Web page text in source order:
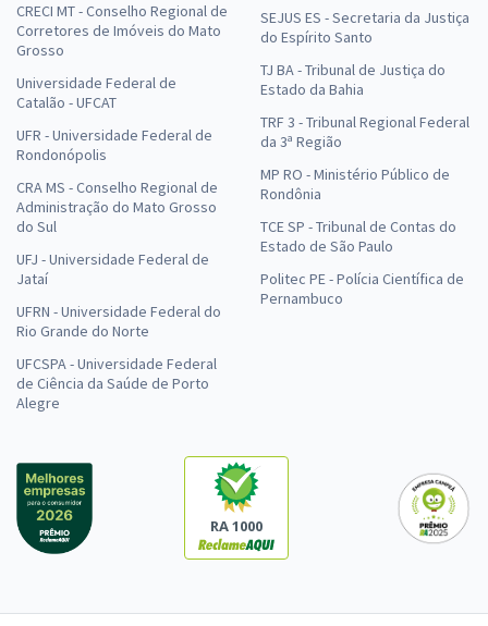
CRECI MT - Conselho Regional de
Corretores de Imóveis do Mato
Grosso
Universidade Federal de
Catalão - UFCAT
UFR - Universidade Federal de
Rondonópolis
CRA MS - Conselho Regional de
Administração do Mato Grosso
do Sul
UFJ - Universidade Federal de
Jataí
UFRN - Universidade Federal do
Rio Grande do Norte
UFCSPA - Universidade Federal
de Ciência da Saúde de Porto
Alegre
SEJUS ES - Secretaria da Justiça
do Espírito Santo
TJ BA - Tribunal de Justiça do
Estado da Bahia
TRF 3 - Tribunal Regional Federal
da 3ª Região
MP RO - Ministério Público de
Rondônia
TCE SP - Tribunal de Contas do
Estado de São Paulo
Politec PE - Polícia Científica de
Pernambuco
RA 1000